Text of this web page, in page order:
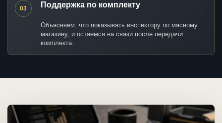
03 Поддержка по комплекту
Объясняем, что показывать инспектору по мясному
магазину, и остаемся на связи после передачи
комплекта.